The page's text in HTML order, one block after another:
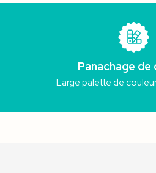
Panachage de
Large palette de